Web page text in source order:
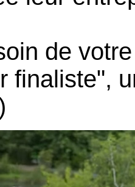
de
finaliste",